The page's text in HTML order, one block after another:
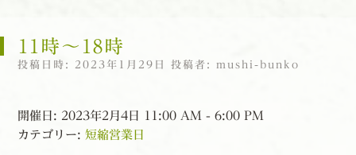
11時〜18時
投稿日時: 2023年1月29日 投稿者: mushi-bunko
開催日: 2023年2月4日 11:00 AM - 6:00 PM
カテゴリー: 短縮営業日